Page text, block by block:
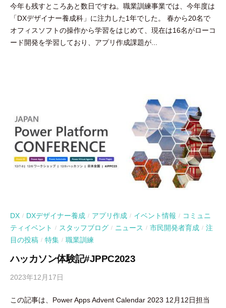
吉
田
豪
今年も残すところあと数日ですね。職業訓練事業では、今年度は
「DXデザイナー養成科」に注力した1年でした。 春から20名で
オフィスソフトの操作から学習をはじめて、現在は16名がローコ
ード開発を学習しており、アプリ作成課題が...
DX / DXデザイナー養成 / アプリ作成 / イベント情報 / コミュニ
ティイベント
/ スタッフブログ / ニュース / 市民開発者育成 / 注
目の投稿 / 特集 / 職業訓練
ハッカソン体験記#JPPC2023
2023年12月17日
吉
この記事は、Power Apps Advent Calendar 2023 12月12日担当